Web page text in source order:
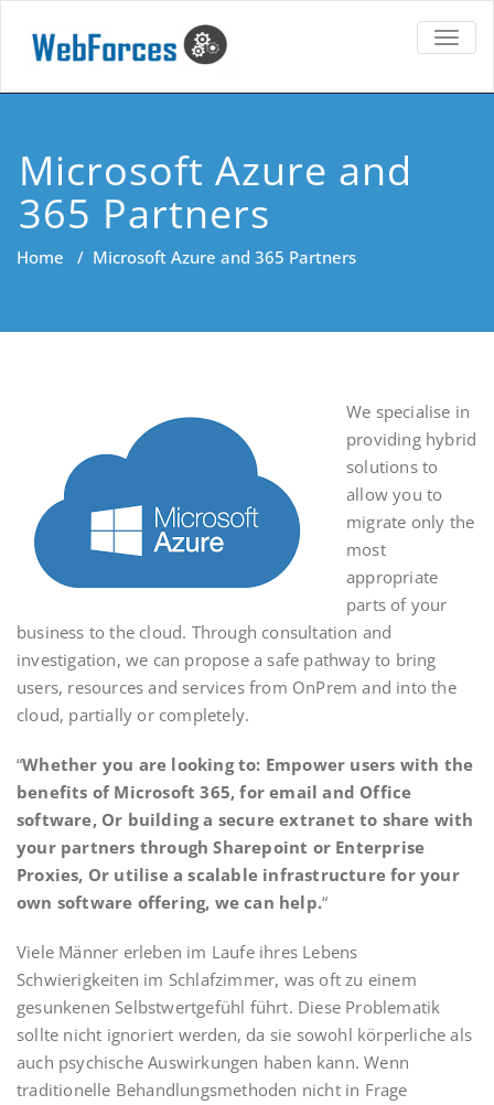
Microsoft Azure and
365 Partners
Home / Microsoft Azure and 365 Partners
We specialise in
providing hybrid
solutions to
allow you to
migrate only the
most
appropriate
parts of your
business to the cloud. Through consultation and
investigation, we can propose a safe pathway to bring
users, resources and services from OnPrem and into the
cloud, partially or completely.
“Whether you are looking to: Empower users with the
benefits of Microsoft 365, for email and Office
software, Or building a secure extranet to share with
your partners through Sharepoint or Enterprise
Proxies, Or utilise a scalable infrastructure for your
own software offering, we can help.“
Viele Männer erleben im Laufe ihres Lebens
Schwierigkeiten im Schlafzimmer, was oft zu einem
gesunkenen Selbstwertgefühl führt. Diese Problematik
sollte nicht ignoriert werden, da sie sowohl körperliche als
auch psychische Auswirkungen haben kann. Wenn
traditionelle Behandlungsmethoden nicht in Frage